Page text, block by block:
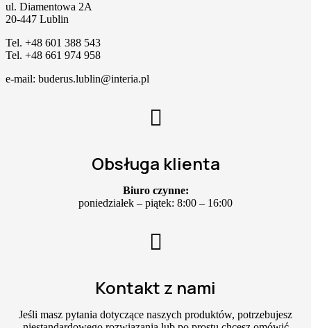
ul. Diamentowa 2A
20-447 Lublin
Tel. +48 601 388 543
Tel. +48 661 974 958
e-mail: buderus.lublin@interia.pl
Obsługa klienta
Biuro czynne:
poniedziałek – piątek: 8:00 – 16:00
Kontakt z nami
Jeśli masz pytania dotyczące naszych produktów, potrzebujesz